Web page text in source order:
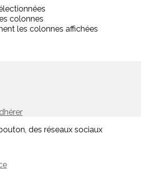
colonnes
les colonnes affichées
des réseaux sociaux